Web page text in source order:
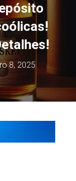
V
G
A
N
8, 2025